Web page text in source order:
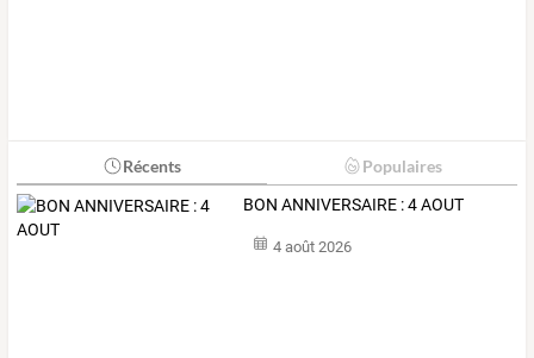
Récents Populaires
BON ANNIVERSAIRE : 4 AOUT
4 août 2026